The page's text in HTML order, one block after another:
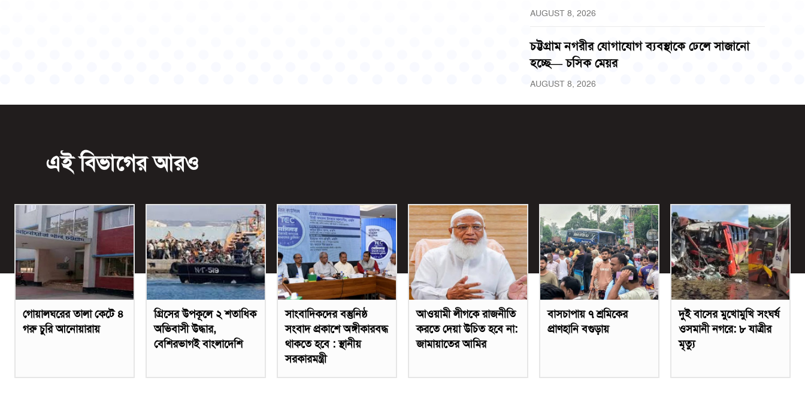
AUGUST 8, 2026
চট্টগ্রাম নগরীর যোগাযোগ ব্যবস্থাকে ঢেলে সাজানো
হচ্ছে— চসিক মেয়র
AUGUST 8, 2026
এই বিভাগের আরও
গোয়ালঘরের তালা কেটে ৪
গরু চুরি আনোয়ারায়
গ্রিসের উপকূলে ২ শতাধিক
অভিবাসী উদ্ধার,
বেশিরভাগই বাংলাদেশি
সাংবাদিকদের বস্তুনিষ্ঠ
সংবাদ প্রকাশে অঙ্গীকারবদ্ধ
থাকতে হবে : স্থানীয়
সরকারমন্ত্রী
আওয়ামী লীগকে রাজনীতি
করতে দেয়া উচিত হবে না:
জামায়াতের আমির
বাসচাপায় ৭ শ্রমিকের
প্রাণহানি বগুড়ায়
দুই বাসের মুখোমুখি সংঘর্ষ
ওসমানী নগরে: ৮ যাত্রীর
মৃত্যু